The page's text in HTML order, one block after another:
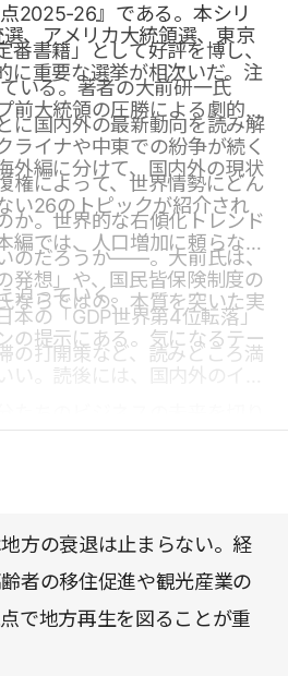
2025-26』である。本シリ
番書籍」として好評を博し、
いる。著者の大前研一氏
に国内外の最新動向を読み解
、アメリカ大統領選、東京
に重要な選挙が相次いだ。注
前大統領の圧勝による劇的な
ライナや中東での紛争が続く
権によって、世界情勢にどん
か。世界的な右傾化トレンド
のだろうか――。大前氏は、
迫っていく。
外編に分けて、国内外の現状
い26のトピックが紹介され
編では、人口増加に頼らない
発想」や、国民皆保険制度の
本の「GDP世界第4位転落」
の打開策など、読みどころ満
ならではの、本質を突いた実
の提示にある。気になるテー
い。読後には、国内外のイシ
方の衰退は止まらない。経
者の移住促進や観光産業の
で地方再生を図ることが重